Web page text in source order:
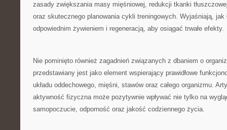
zasady zwiększania masy mięśniowej, redukcji tkanki
oraz skutecznego planowania cykli treningowych. Wyjaśniają,
odpowiednim żywieniem i regeneracją, aby osiągać trwałe efekty.
Nie pominięto również zagadnień związanych z dbaniem o
przedstawiany jest jako element wspierający prawidłowe
układu oddechowego, mięśni, stawów oraz całego organizmu.
aktywność fizyczna może pozytywnie wpływać nie tylko na
samopoczucie, odporność oraz jakość codziennego życia.